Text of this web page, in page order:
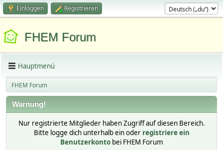
Einloggen Registrieren
FHEM Forum
Hauptmenü
FHEM Forum
Warnung!
Nur registrierte Mitglieder haben Zugriff auf diesen Bereich.
Bitte logge dich unterhalb ein oder registriere ein
Benutzerkonto bei FHEM Forum